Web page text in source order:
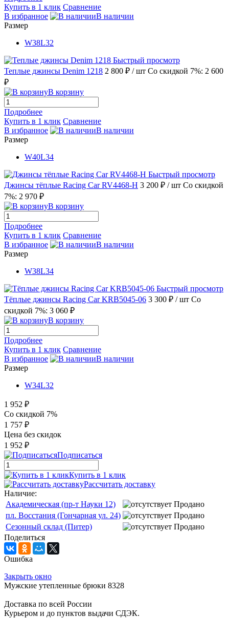
Купить в 1 клик Сравнение
В избранное
В наличии
Размер
W38L32
Быстрый просмотр
Теплые джинсы Denim 1218 2 800 ₽ / шт Со скидкой 7%: 2 600
₽
В корзину
Подробнее
Купить в 1 клик Сравнение
В избранное
В наличии
Размер
W40L34
Быстрый просмотр
Джинсы тёплые Racing Car RV4468-H 3 200 ₽ / шт Со скидкой
7%: 2 970 ₽
В корзину
Подробнее
Купить в 1 клик Сравнение
В избранное
В наличии
Размер
W38L34
Быстрый просмотр
Тёплые джинсы Racing Car KRB5045-06 3 300 ₽ / шт Со
скидкой 7%: 3 060 ₽
В корзину
Подробнее
Купить в 1 клик Сравнение
В избранное
В наличии
Размер
W34L32
1 952 ₽
Со скидкой 7%
1 757 ₽
Цена без скидок
1 952 ₽
Подписаться
Купить в 1 клик
Рассчитать доставку
Наличие:
Академическая (пр-т Науки 12)
Продано
пл. Восстания (Гончарная ул. 24)
Продано
Сезонный склад (Питер)
Продано
Поделиться
Ошибка
Закрыть окно
Мужские утепленные брюки 8328
Доставка по всей России
Курьером и до пунктов выдачи СДЭК.